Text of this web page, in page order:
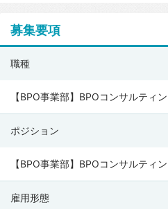
募集要項
社
職種
【BPO事業部】BPOコンサルティ
ポジション
【BPO事業部】BPOコンサルティ
雇用形態